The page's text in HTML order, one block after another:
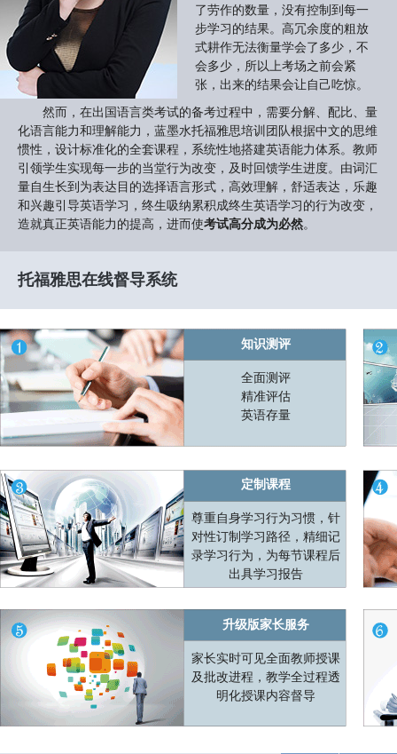
了劳作的数量，没有控制到每一
步学习的结果。高冗余度的粗放
式耕作无法衡量学会了多少，不
会多少，所以上考场之前会紧
张，出来的结果会让自己吃惊。
然而，在出国语言类考试的备考过程中，需要分解、配比、量
化语言能力和理解能力，蓝墨水托福雅思培训团队根据中文的思维
惯性，设计标准化的全套课程，系统性地搭建英语能力体系。教师
引领学生实现每一步的当堂行为改变，及时回馈学生进度。由词汇
量自生长到为表达目的选择语言形式，高效理解，舒适表达，乐趣
和兴趣引导英语学习，终生吸纳累积成终生英语学习的行为改变，
造就真正英语能力的提高，进而使考试高分成为必然。
托福雅思在线督导系统
知识测评
全面测评
精准评估
英语存量
定制课程
尊重自身学习行为习惯，针
对性订制学习路径，精细记
录学习行为，为每节课程后
出具学习报告
升级版家长服务
家长实时可见全面教师授课
及批改进程，教学全过程透
明化授课内容督导